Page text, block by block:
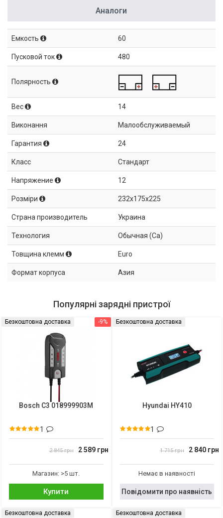
Аналоги
Емкость 60
Пусковой ток 480
Полярность
Вес 14
Виконання Малообслуживаемый
Гарантия 24
Класс Стандарт
Напряжение 12
Розміри 232x175x225
Страна производитель Украина
Технология Обычная (Ca)
Товщина клемм Euro
Формат корпуса Азия
Популярні зарядні пристрої
-9%
Безкоштовна доставка
Bosch C3 018999903M
1
2 845 грн 2 589 грн
Магазин: >5 шт.
Купити
Безкоштовна доставка
Hyundai HY410
1
1 715 грн 2 840 грн
Немає в наявності
Повідомити про наявність
Безкоштовна доставка Безкоштовна доставка